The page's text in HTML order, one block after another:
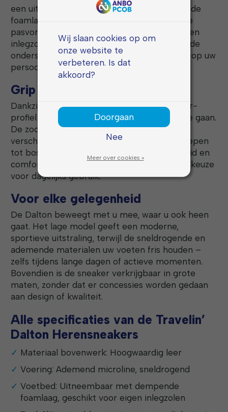
een uitneembaar voetbed met een dempende
foamlaag. Zo geniet u van een ergonomische
pasvorm, maar kunt u ook eenvoudig uw eigen
inlegzolen gebruiken. Hierdoor krijgt u altijd de
ondersteuning die u nodig heeft, afgestemd op uw
persoonlijke voorkeur.
Grip en duurzaamheid
Dankzij de stevige rubberen zool met runner-
profiel is de Dalton gemaakt om lang mee te gaan.
De zool biedt een betrouwbare grip op
verschillende ondergronden, van stadse stoepen
tot bospaden. De combinatie van slijtvastheid en
comfort maakt deze sneaker een duurzame keuze
voor dagelijks gebruik.
Voor elke gelegenheid
De Dalton beweegt met u mee, waar u ook heen
gaat. Het lage model geeft een moderne,
sportieve uitstraling, terwijl de sneldrogende en
ademende materialen uw voeten fris houden –
zelfs tijdens lange dagen of actieve momenten.
Bovendien is de sneaker verkrijgbaar in grote
maten, zonder dat er concessies worden gedaan
aan design of kwaliteit.
Alle specificaties van de Travelin’
Dalton Herensneakers
Materiaal bovenwerk: Hoogwaardig leer
Voering: Ademend microline, sneldrogend
Voetbed: Uitneembaar met dempende
foamlaag, geschikt voor eigen inlegzolen
Wij slaan cookies op om
onze website te
verbeteren. Is dat
akkoord?
Doorgaan
Nee
Meer over cookies »